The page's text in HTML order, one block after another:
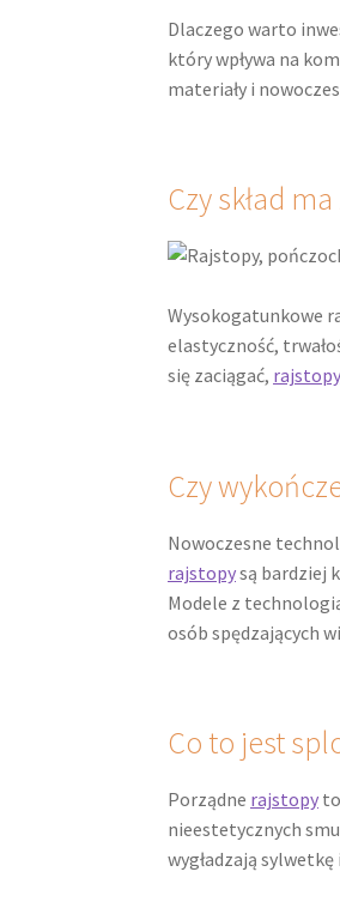
Dlaczego warto
który wpływa na
materiały i
Czy skład
Wysokogatunkowe
elastyczność,
się zaciągać, rajstopy
Czy
Nowoczesne
rajstopysą bardziej
Modele z
osób spędzających
Co to jest
Porządne rajstopy
nieestetycznych
wygładzają